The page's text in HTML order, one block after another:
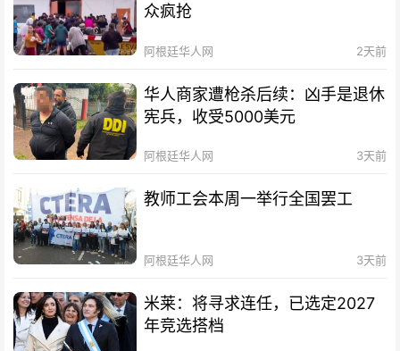
众疯抢
阿根廷华人网 2天前
华人商家遭枪杀后续：凶手是退休
宪兵，收受5000美元
阿根廷华人网 3天前
教师工会本周一举行全国罢工
阿根廷华人网 3天前
米莱：将寻求连任，已选定2027
年竞选搭档